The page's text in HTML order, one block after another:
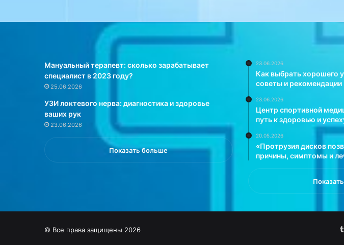
Мануальный терапевт: сколько зарабатывает
специалист в 2023 году?
25.06.2026
УЗИ локтевого нерва: диагностика и здоровье
ваших рук
23.06.2026
Показать больше
23.06.2026
Как выбрать хорошего
советы и рекомендации
23.06.2026
Центр спортивной
путь к здоровью и
20.05.2026
«Протрузия дисков
причины, симптомы и
© Все права защищены 2026